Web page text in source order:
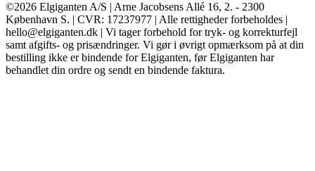
©2026 Elgiganten A/S | Arne Jacobsens Allé 16, 2. - 2300
København S. | CVR: 17237977 | Alle rettigheder forbeholdes |
hello@elgiganten.dk | Vi tager forbehold for tryk- og korrekturfejl
samt afgifts- og prisændringer. Vi gør i øvrigt opmærksom på at din
bestilling ikke er bindende for Elgiganten, før Elgiganten har
behandlet din ordre og sendt en bindende faktura.